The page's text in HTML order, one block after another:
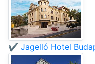
✔️ Jagelló Hotel